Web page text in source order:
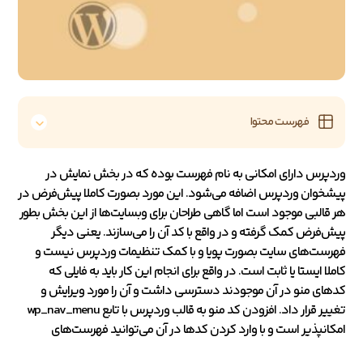
فهرست محتوا
وردپرس دارای امکانی به نام فهرست بوده که در بخش نمایش در
پیشخوان وردپرس اضافه می‌شود. این مورد بصورت کاملا پیش‌فرض در
هر قالبی موجود است اما گاهی طراحان برای وبسایت‌ها از این بخش بطور
پیش‌فرض کمک گرفته و در واقع با کد آن را می‌سازند. یعنی دیگر
فهرست‌های سایت بصورت پویا و با کمک تنظیمات وردپرس نیست و
کاملا ایستا یا ثابت است. در واقع برای انجام این کار باید به فایلی که
کدهای منو در آن موجودند دسترسی داشت و آن را مورد ویرایش و
تغییر قرار داد. افزودن کد منو به قالب وردپرس با تابع wp_nav_menu
امکانپذیر است و با وارد کردن کدها در آن می‌توانید فهرست‌های